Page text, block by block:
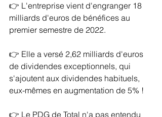
👉 L'entreprise vient d'engranger 18
milliards d'euros de bénéfices au
premier semestre de 2022.
👉 Elle a versé 2,62 milliards d'euros
de dividendes exceptionnels, qui
s'ajoutent aux dividendes habituels,
eux-mêmes en augmentation de 5% !
👉 Le PDG de Total n'a pas entendu